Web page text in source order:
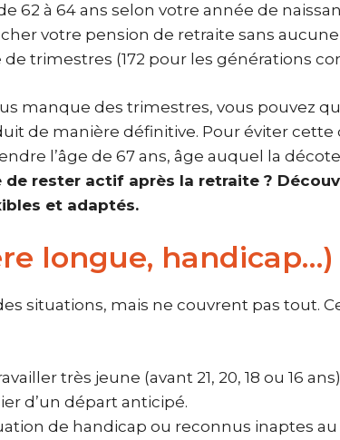
62 à 64 ans selon votre année de
votre pension de retraite sans
trimestres (172 pour les générations
manque des trimestres, vous pouvez
de manière définitive. Pour éviter
l’âge de 67 ans, âge auquel la
de rester actif après la retraite ?
et adaptés.
longue, handicap…)
situations, mais ne couvrent pas tout.
très jeune (avant 21, 20, 18 ou 16
d’un départ anticipé.
de handicap ou reconnus inaptes